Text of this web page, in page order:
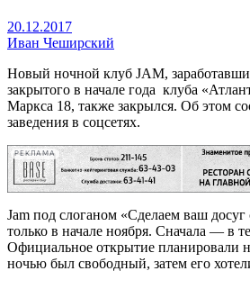
20.12.2017
Иван Чеширский
Новый ночной клуб JAM,
закрытого в начале года клуба
Маркса 18, также закрылся. Об этом
заведения в соцсетях.
РЕКЛАМА
Jam под слоганом «Сделаем ваш досуг
только в начале ноября. Сначала — в
Официальное открытие планировали
ночью был свободный, затем его